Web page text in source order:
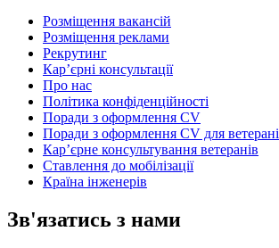
Розміщення вакансій
Розміщення реклами
Рекрутинг
Карʼєрні консультації
Про нас
Політика конфіденційності
Поради з оформлення CV
Поради з оформлення CV для
Карʼєрне консультування ветеранів
Ставлення до мобілізації
Країна інженерів
Зв'язатись з нами